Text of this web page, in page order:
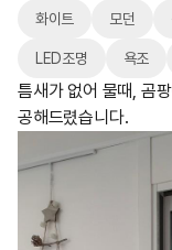
화이트 모던
LED조명 욕조
틈새가 없어 물때, 곰
공해드렸습니다.